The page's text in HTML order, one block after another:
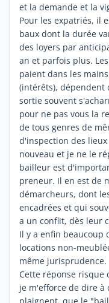
et la demande et la
Pour les expatriés, il
baux dont la durée
des loyers par
an et parfois plus.
paient dans les
(intérêts), dépendent
sortie souvent
pour ne pas vous la
de tous genres de
d'inspection des
nouveau et je ne le
bailleur est
preneur. Il en est de
démarcheurs, dont
encadrées et qui
a un conflit, dès leur
Il y a enfin beaucoup
locations non-
même jurisprudence.
Cette réponse risque
je m'efforce de dire à